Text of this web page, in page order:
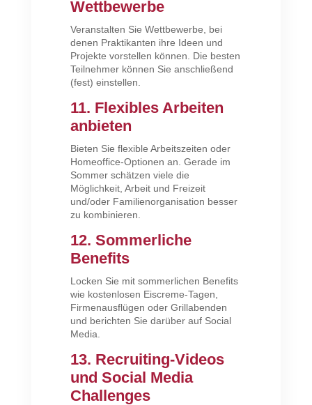
Wettbewerbe
Veranstalten Sie Wettbewerbe, bei
denen Praktikanten ihre Ideen und
Projekte vorstellen können. Die besten
Teilnehmer können Sie anschließend
(fest) einstellen.
11. Flexibles Arbeiten
anbieten
Bieten Sie flexible Arbeitszeiten oder
Homeoffice-Optionen an. Gerade im
Sommer schätzen viele die
Möglichkeit, Arbeit und Freizeit
und/oder Familienorganisation besser
zu kombinieren.
12. Sommerliche
Benefits
Locken Sie mit sommerlichen Benefits
wie kostenlosen Eiscreme-Tagen,
Firmenausflügen oder Grillabenden
und berichten Sie darüber auf Social
Media.
13. Recruiting-Videos
und Social Media
Challenges